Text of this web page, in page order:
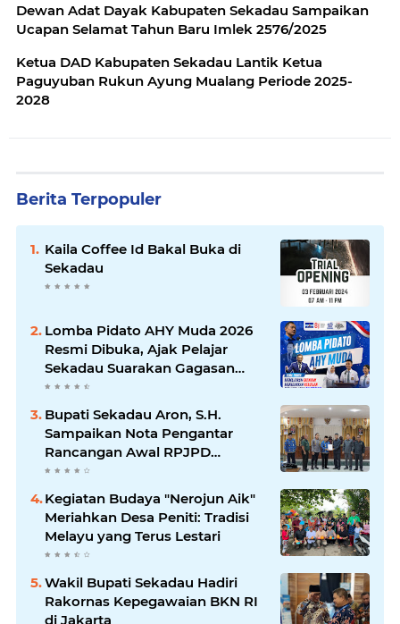
Dewan Adat Dayak Kabupaten Sekadau Sampaikan
Ucapan Selamat Tahun Baru Imlek 2576/2025
Ketua DAD Kabupaten Sekadau Lantik Ketua
Paguyuban Rukun Ayung Mualang Periode 2025-
2028
Berita Terpopuler
Kaila Coffee Id Bakal Buka di
Sekadau
Lomba Pidato AHY Muda 2026
Resmi Dibuka, Ajak Pelajar
Sekadau Suarakan Gagasan
untuk Masa Depan Bangsa
Bupati Sekadau Aron, S.H.
Sampaikan Nota Pengantar
Rancangan Awal RPJPD
Kabupaten Sekadau 2025-2045
Kegiatan Budaya "Nerojun Aik"
Meriahkan Desa Peniti: Tradisi
Melayu yang Terus Lestari
Wakil Bupati Sekadau Hadiri
Rakornas Kepegawaian BKN RI
di Jakarta